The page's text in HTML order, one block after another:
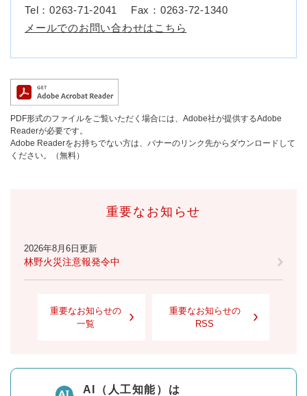
Tel：0263-71-2041
Fax：0263-72-1340
メールでのお問い合わせはこちら
PDF形式のファイルをご覧いただく場合には、Adobe社が提供するAdobe
Readerが必要です。
Adobe Readerをお持ちでない方は、バナーのリンク先からダウンロードして
ください。（無料）
重要なお知らせ
2026年8月6日更新
林野火災注意報発令中
重要なお知らせの
一覧
重要なお知らせの
RSS
AI（人工知能）は